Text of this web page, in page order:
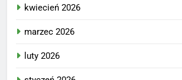
kwiecień 2026
marzec 2026
luty 2026